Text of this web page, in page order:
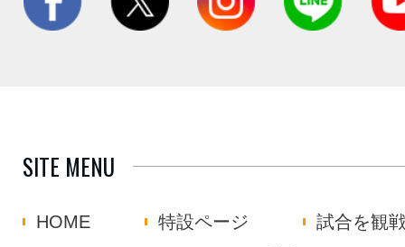
SITE MENU
HOME 特設ページ
試合を観